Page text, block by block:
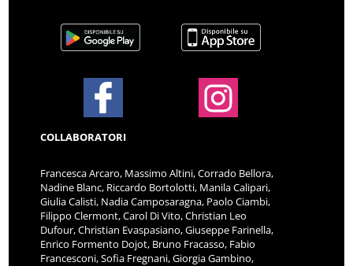
COLLABORATORI
Francesca Arcaro, Massimo Altini, Corrado Bellora,
Nadine Blanc, Riccardo Bortolotti, Manila Calipari,
Giulia Calisti, Nadia Camposaragna, Paolo Ciambi,
Filippo Clermont, Carol Di Vito, Christian Leo
Dufour, Christian Evaspasiano, Giuseppe Farinella,
Enrico Formento Dojot, Bruno Fracasso, Fabio
Francesconi, Sofia Fregnani, Giorgia Gambino,